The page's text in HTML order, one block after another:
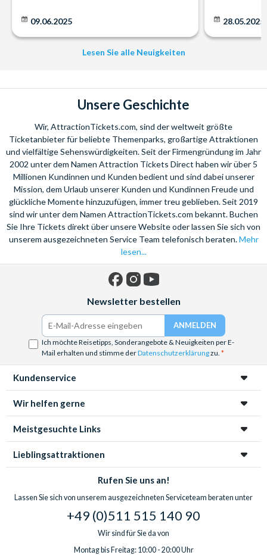
an. Wir beraten Sie gerne bei der Auswahl Ihrer individuellen
Ticketkombination!
09.06.2025 28.05.2025
Lesen Sie alle Neuigkeiten
Unsere Geschichte
Wir, AttractionTickets.com, sind der weltweit größte
Ticketanbieter für beliebte Themenparks, großartige Attraktionen
und vielfältige Sehenswürdigkeiten. Seit der Firmengründung im Jahr
2002 unter dem Namen Attraction Tickets Direct haben wir über 5
Millionen Kundinnen und Kunden bedient und sind dabei unserer
Mission, dem Urlaub unserer Kunden und Kundinnen Freude und
glückliche Momente hinzuzufügen, immer treu geblieben. Seit 2019
sind wir unter dem Namen AttractionTickets.com bekannt. Buchen
Sie Ihre Tickets direkt über unsere Website oder lassen Sie sich von
unserem ausgezeichneten Service Team telefonisch beraten.Mehr
lesen...
Newsletter bestellen
Ich möchte Reisetipps, Sonderangebote & Neuigkeiten per E-
Mail erhalten und stimme derDatenschutzerklärungzu.
Kundenservice
Wir helfen gerne
Meistgesuchte Links
Lieblingsattraktionen
Rufen Sie uns an!
Lassen Sie sich von unserem ausgezeichneten Serviceteam beraten unter
+49 (0)511 515 140 90
Wir sind für Sie da von
Montag bis Freitag: 10:00 - 20:00 Uhr